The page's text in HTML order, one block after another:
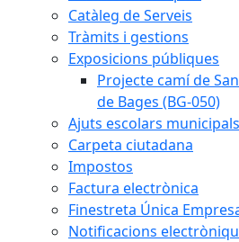
Catàleg de Serveis
Tràmits i gestions
Exposicions públiques
Projecte camí de
de Bages (BG-050)
Ajuts escolars municipals
Carpeta ciutadana
Impostos
Factura electrònica
Finestreta Única
Notificacions